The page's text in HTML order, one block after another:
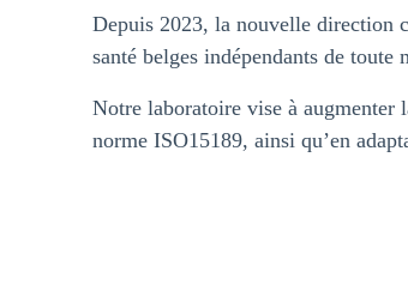
Depuis 2023, la nouvelle direction
santé belges indépendants de toute
Notre laboratoire vise à augmenter
norme ISO15189, ainsi qu’en